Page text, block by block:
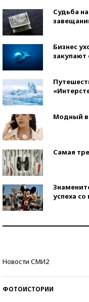
Судьба
Бизнес
Модный
Самая
успеха
Новости СМИ2
ФОТОИСТОРИИ